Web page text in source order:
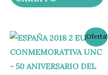
¡Oferta!
El
precio
original
era:
24,95 €.
El
precio
actual
es:
19,95 €.